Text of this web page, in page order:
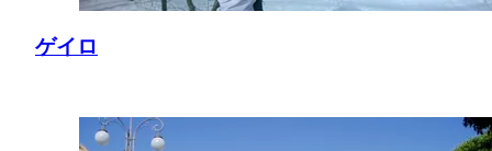
ゲイロ